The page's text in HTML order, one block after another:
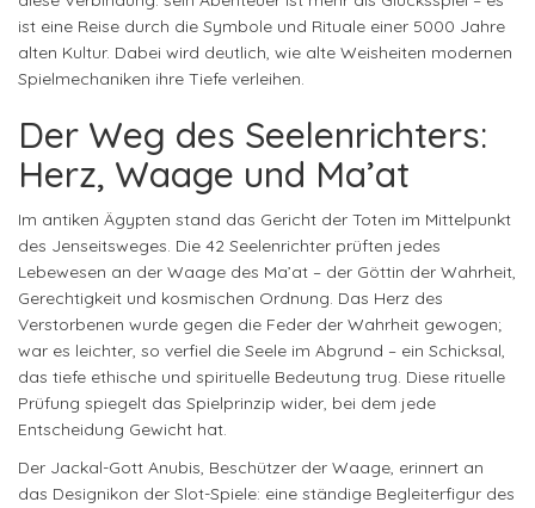
ist eine Reise durch die Symbole und Rituale einer 5000 Jahre
alten Kultur. Dabei wird deutlich, wie alte Weisheiten modernen
Spielmechaniken ihre Tiefe verleihen.
Der Weg des Seelenrichters:
Herz, Waage und Ma’at
Im antiken Ägypten stand das Gericht der Toten im Mittelpunkt
des Jenseitsweges. Die 42 Seelenrichter prüften jedes
Lebewesen an der Waage des Ma’at – der Göttin der Wahrheit,
Gerechtigkeit und kosmischen Ordnung. Das Herz des
Verstorbenen wurde gegen die Feder der Wahrheit gewogen;
war es leichter, so verfiel die Seele im Abgrund – ein Schicksal,
das tiefe ethische und spirituelle Bedeutung trug. Diese rituelle
Prüfung spiegelt das Spielprinzip wider, bei dem jede
Entscheidung Gewicht hat.
Der Jackal-Gott Anubis, Beschützer der Waage, erinnert an
das Designikon der Slot-Spiele: eine ständige Begleiterfigur des